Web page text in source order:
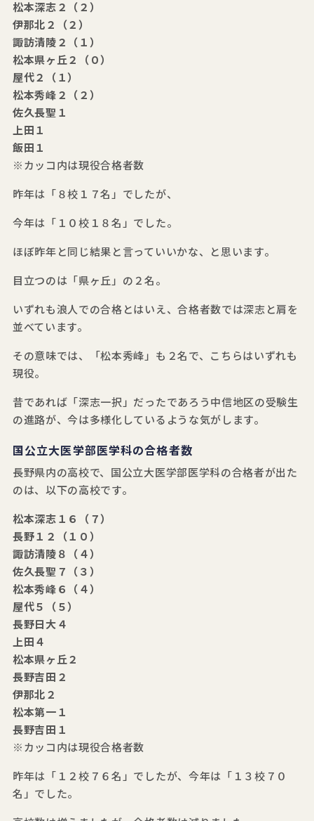
松本深志２（２）
伊那北２（２）
諏訪清陵２（１）
松本県ヶ丘２（０）
屋代２（１）
松本秀峰２（２）
佐久長聖１
上田１
飯田１
※カッコ内は現役合格者数
昨年は「８校１７名」でしたが、
今年は「１０校１８名」でした。
ほぼ昨年と同じ結果と言っていいかな、と思います。
目立つのは「県ヶ丘」の２名。
いずれも浪人での合格とはいえ、合格者数では深志と肩を
並べています。
その意味では、「松本秀峰」も２名で、こちらはいずれも
現役。
昔であれば「深志一択」だったであろう中信地区の受験生
の進路が、今は多様化しているような気がします。
国公立大医学部医学科の合格者数
長野県内の高校で、国公立大医学部医学科の合格者が出た
のは、以下の高校です。
松本深志１６（７）
長野１２（１０）
諏訪清陵８（４）
佐久長聖７（３）
松本秀峰６（４）
屋代５（５）
長野日大４
上田４
松本県ヶ丘２
長野吉田２
伊那北２
松本第一１
長野吉田１
※カッコ内は現役合格者数
昨年は「１２校７６名」でしたが、今年は「１３校７０
名」でした。